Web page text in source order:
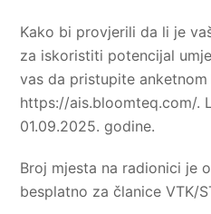
Kako bi provjerili da li je
za iskoristiti potencijal
vas da pristupite anketnom
https://ais.bloomteq.com/.
01.09.2025. godine.
Broj mjesta na radionici je
besplatno za članice VTK/